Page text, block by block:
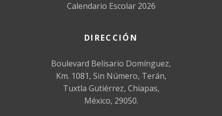
Calendario Escolar 2026
DIRECCIÓN
Boulevard Belisario Domínguez,
Km. 1081, Sin Número, Terán,
Tuxtla Gutiérrez, Chiapas,
México, 29050.